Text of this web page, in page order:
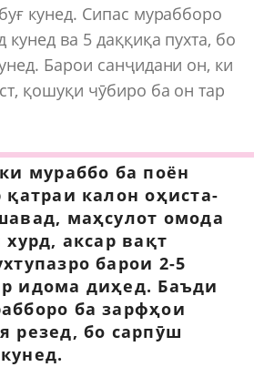
кунед. Сипас мурабборо
кунед ва 5 даққиқа пухта, бо
Барои санҷидани он, ки
қошуқи чӯбиро ба он тар
мураббо ба поён
қатраи калон оҳиста-
маҳсулот омода
аксар вақт
барои 2-5
идома диҳед. Баъди
ба зарфҳои
резед, бо сарпӯш